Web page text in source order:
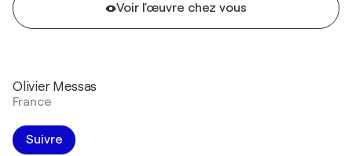
Voir l'œuvre chez vous
Olivier Messas
France
Suivre